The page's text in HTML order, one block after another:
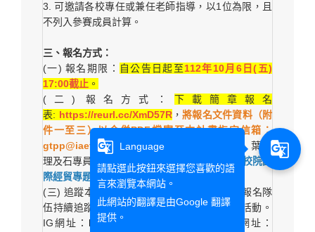
3. 可邀請各校專任或兼任老師指導，以1位為限，且
不列入參賽成員計算。
三、報名方式：
(一) 報名期限： 自公告日起至112年10月6日(五)
17:00截止 。
(二) 報名方式： 下載簡章報名
表: https://reurl.cc/XmD57R， 將報名文件資料（附
件一至三）以合併PDF檔寄至本計畫指定信箱：
gtpp@iaetpe.org.tw及lily@ieatpe.org.tw
，葉經
理及石專員， 電郵主旨請註明「2023全國大學校院國
際經貿專題競賽報名資料_團隊名稱」。
(三) 追蹤本計畫IG及DCARD等社群平台：各報名隊
伍持續追蹤本計畫社群IG、DCARD關注我們活動。
IG網址： https://reurl.cc/EoqGp0
，DCARD網址：
g_translate
Language
請點選此按鈕來選擇您喜歡的語
言來瀏覽本網站。
此網站的翻譯是由Google 翻譯
提供。
g_translate